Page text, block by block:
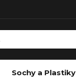
Sochy a Plastiky